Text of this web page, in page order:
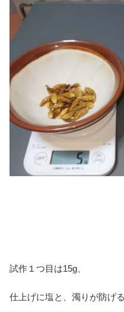
試作１つ目は15g、
仕上げに塩と、濁りが防げ